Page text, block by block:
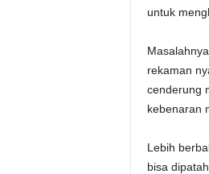
untuk
rekaman
cenderung
kebenaran
Lebih
bisa